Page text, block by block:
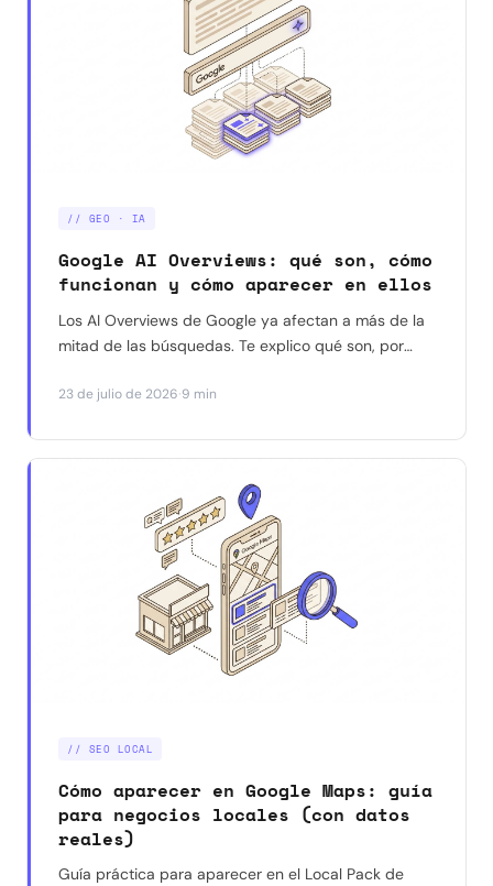
// GEO · IA
Google AI Overviews: qué son, cómo
funcionan y cómo aparecer en ellos
Los AI Overviews de Google ya afectan a más de la
mitad de las búsquedas. Te explico qué son, por
datos reales (no las suposiciones) sobre cómo
23 de julio de 2026·9 min
// SEO LOCAL
Cómo aparecer en Google Maps: guía
para negocios locales (con datos
reales)
Guía práctica para aparecer en el Local Pack de